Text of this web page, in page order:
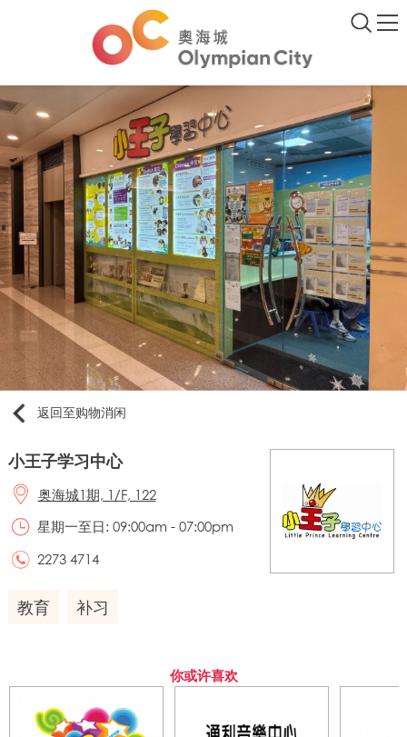
返回至购物消闲
小王子学习中心
奥海城1期, 1/F, 122
星期一至日: 09:00am - 07:00pm
2273 4714
教育 补习
你或许喜欢